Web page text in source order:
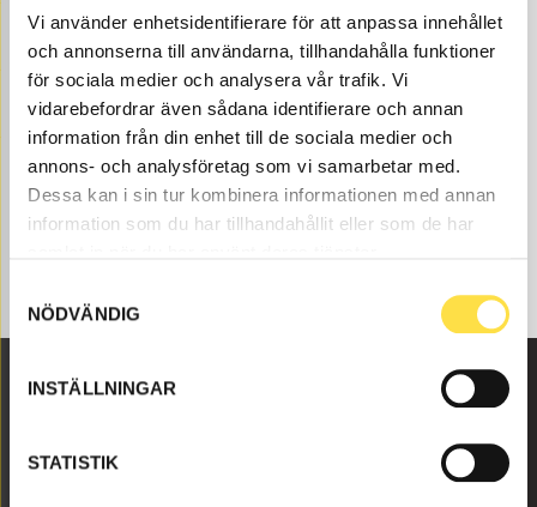
Vi använder enhetsidentifierare för att anpassa innehållet
och annonserna till användarna, tillhandahålla funktioner
för sociala medier och analysera vår trafik. Vi
vidarebefordrar även sådana identifierare och annan
information från din enhet till de sociala medier och
annons- och analysföretag som vi samarbetar med.
Dessa kan i sin tur kombinera informationen med annan
information som du har tillhandahållit eller som de har
NÖDVÄNDIG
INSTÄLLNINGAR
STATISTIK
renoverade maskindelar både som original och icke
original. Vi har maskindelar som kompressor för alla
Volvo Entreprenadmaskiner och dessa maskindelar
som till kompressor som passar till Volvo dumper BM